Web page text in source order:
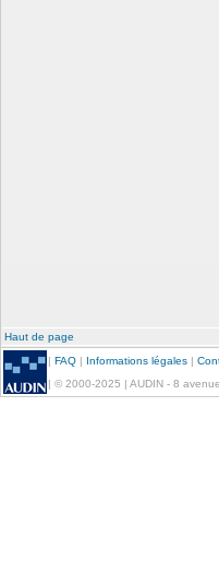
Haut de page
| FAQ | Informations légales |
| © 2000-2025 | AUDIN - 8